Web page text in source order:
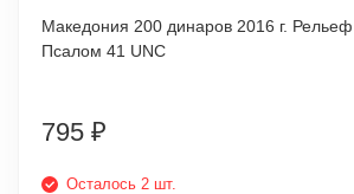
Македония 200 динаров 2016 г. Рельеф
Псалом 41 UNC
795 ₽
Осталось 2 шт.